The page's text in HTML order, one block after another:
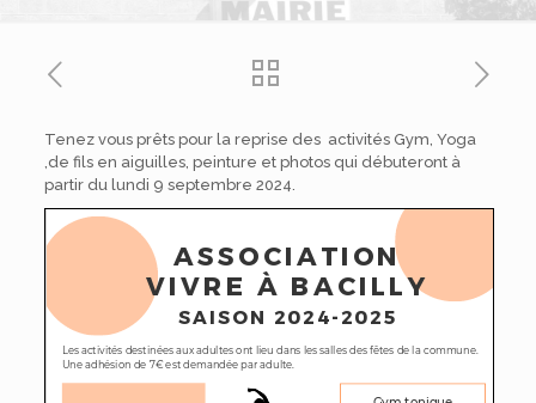
Tenez vous prêts pour la reprise des activités Gym, Yoga
,de fils en aiguilles, peinture et photos qui débuteront à
partir du lundi 9 septembre 2024.